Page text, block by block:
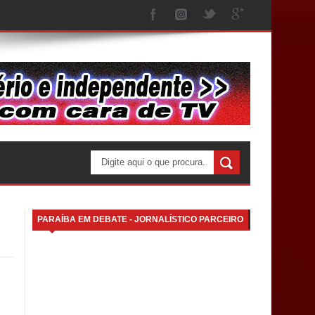
PARAÍBA EM DEBATE - JORNALÍSTICO PARCEIRO